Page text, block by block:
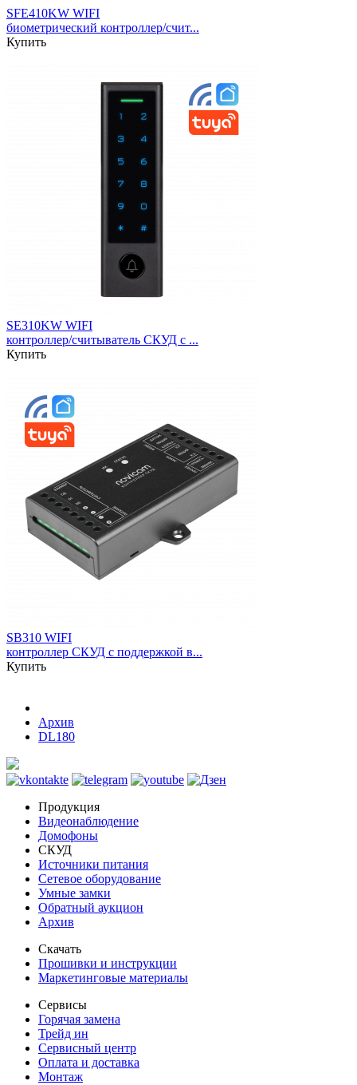
SFE410KW WIFI
биометрический контроллер/счит...
Купить
SE310KW WIFI
контроллер/считыватель СКУД c ...
Купить
SB310 WIFI
контроллер СКУД с поддержкой в...
Купить
Архив
DL180
Продукция
Видеонаблюдение
Домофоны
СКУД
Источники питания
Сетевое оборудование
Умные замки
Обратный аукцион
Архив
Скачать
Прошивки и инструкции
Маркетинговые материалы
Сервисы
Горячая замена
Трейд ин
Сервисный центр
Оплата и доставка
Монтаж